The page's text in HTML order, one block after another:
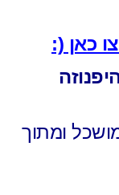
כאן (:
ומתוך